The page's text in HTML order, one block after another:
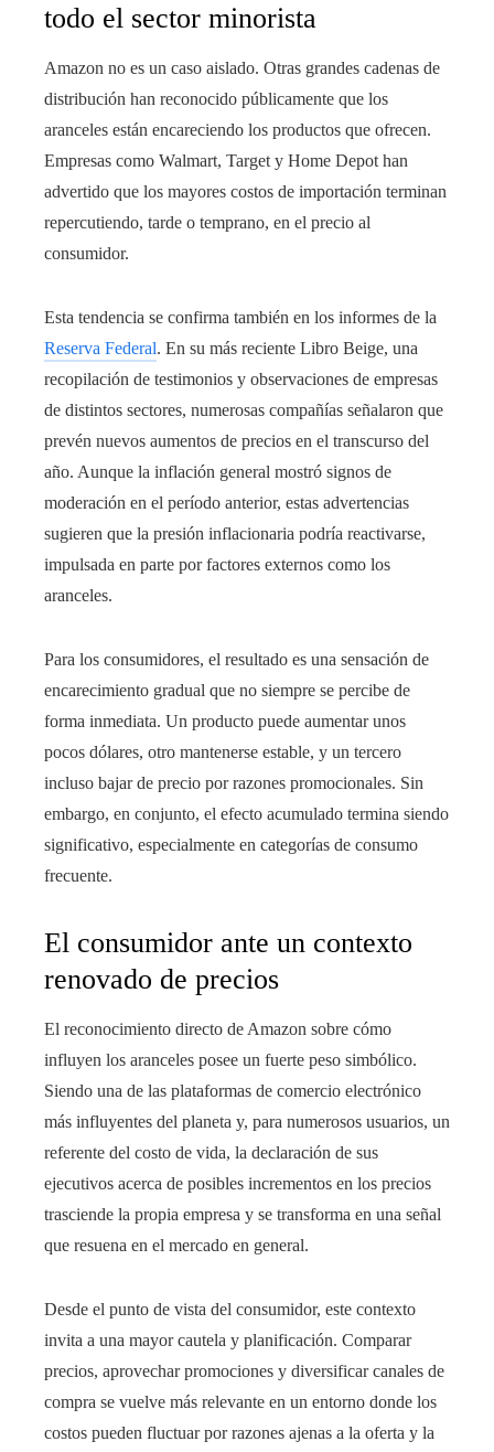
todo el sector minorista
Amazon no es un caso aislado. Otras grandes cadenas de
distribución han reconocido públicamente que los
aranceles están encareciendo los productos que ofrecen.
Empresas como Walmart, Target y Home Depot han
advertido que los mayores costos de importación terminan
repercutiendo, tarde o temprano, en el precio al
consumidor.
Esta tendencia se confirma también en los informes de la
Reserva Federal. En su más reciente Libro Beige, una
recopilación de testimonios y observaciones de empresas
de distintos sectores, numerosas compañías señalaron que
prevén nuevos aumentos de precios en el transcurso del
año. Aunque la inflación general mostró signos de
moderación en el período anterior, estas advertencias
sugieren que la presión inflacionaria podría reactivarse,
impulsada en parte por factores externos como los
aranceles.
Para los consumidores, el resultado es una sensación de
encarecimiento gradual que no siempre se percibe de
forma inmediata. Un producto puede aumentar unos
pocos dólares, otro mantenerse estable, y un tercero
incluso bajar de precio por razones promocionales. Sin
embargo, en conjunto, el efecto acumulado termina siendo
significativo, especialmente en categorías de consumo
frecuente.
El consumidor ante un contexto
renovado de precios
El reconocimiento directo de Amazon sobre cómo
influyen los aranceles posee un fuerte peso simbólico.
Siendo una de las plataformas de comercio electrónico
más influyentes del planeta y, para numerosos usuarios, un
referente del costo de vida, la declaración de sus
ejecutivos acerca de posibles incrementos en los precios
trasciende la propia empresa y se transforma en una señal
que resuena en el mercado en general.
Desde el punto de vista del consumidor, este contexto
invita a una mayor cautela y planificación. Comparar
precios, aprovechar promociones y diversificar canales de
compra se vuelve más relevante en un entorno donde los
costos pueden fluctuar por razones ajenas a la oferta y la